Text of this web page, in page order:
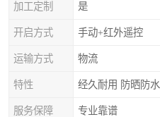
加工定制 是
开启方式 手动+红外遥控
运输方式 物流
特性 经久耐用 防晒防水
服务保障 专业靠谱